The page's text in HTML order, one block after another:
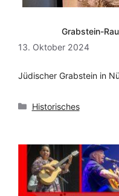
Grabstein-
13. Oktober 2024
Jüdischer Grabstein in
Kategorien
Historisches